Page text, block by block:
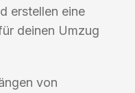
erstellen eine
deinen Umzug
von